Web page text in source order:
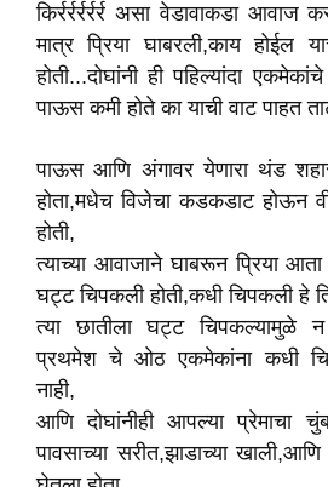
किर्रर्रर्रर्रर्र असा वेडावाकडा
मात्र प्रिया घाबरली,काय होईल
होती...दोघांनी ही पहिल्यांदा
पाऊस कमी होते का याची वाट पाहत
पाऊस आणि अंगावर येणारा थंड
होता,मधेच विजेचा कडकडाट होऊन
होती,
त्याच्या आवाजाने घाबरून प्रिया
घट्ट चिपकली होती,कधी चिपकली हे
त्या छातीला घट्ट चिपकल्यामुळे
प्रथमेश चे ओठ एकमेकांना कधी
नाही,
आणि दोघांनीही आपल्या
पावसाच्या सरीत,झाडाच्या